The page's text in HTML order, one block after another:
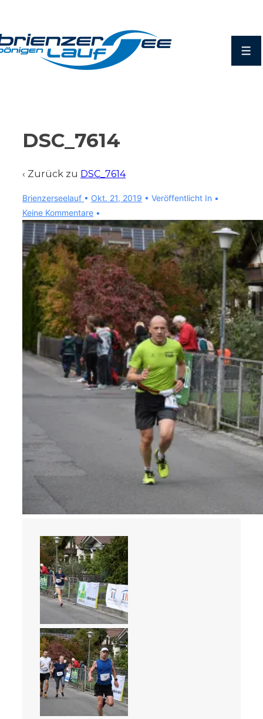
Inhalt
DSC_7614
‹ Zurück zu DSC_7614
Brienzerseelauf • Okt. 21, 2019
Veröffentlicht In
Keine Kommentare